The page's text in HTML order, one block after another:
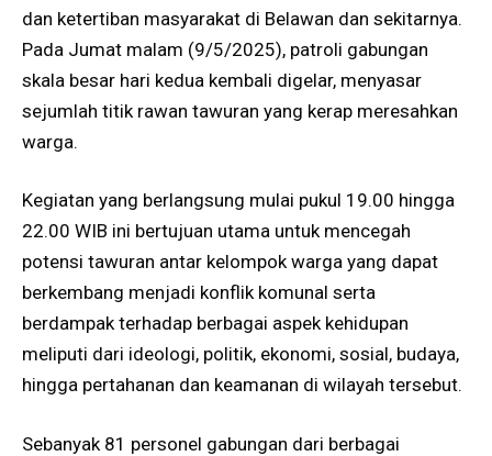
dan ketertiban masyarakat di Belawan dan sekitarnya.
Pada Jumat malam (9/5/2025), patroli gabungan
skala besar hari kedua kembali digelar, menyasar
sejumlah titik rawan tawuran yang kerap meresahkan
warga.
Kegiatan yang berlangsung mulai pukul 19.00 hingga
22.00 WIB ini bertujuan utama untuk mencegah
potensi tawuran antar kelompok warga yang dapat
berkembang menjadi konflik komunal serta
berdampak terhadap berbagai aspek kehidupan
meliputi dari ideologi, politik, ekonomi, sosial, budaya,
hingga pertahanan dan keamanan di wilayah tersebut.
Sebanyak 81 personel gabungan dari berbagai